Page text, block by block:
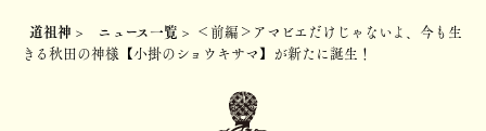
道祖神 > ニュース一覧 > ＜前編＞アマビエだけじゃないよ、今も生
きる秋田の神様【小掛のショウキサマ】が新たに誕生！